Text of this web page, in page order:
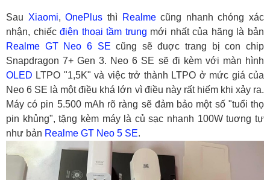
Sau Xiaomi,OnePlus thì Realmecũng nhanh chóng xác
nhận, chiếcđiện thoại tầm trung mới nhất của hãng là bản
Realme GT Neo 6 SE cũng sẽ đuợc trang bị con chip
Snapdragon 7+ Gen 3. Neo 6 SE sẽ đi kèm với màn hình
OLED LTPO "1,5K" và việc trở thành LTPO ở mức giá của
Neo 6 SE là một điều khá lớn vì điều này rất hiếm khi xảy ra.
Máy có pin 5.500 mAh rõ ràng sẽ đảm bảo một số "tuổi thọ
pin khủng", tặng kèm máy là củ sạc nhanh 100W tuơng tự
như bản Realme GT Neo 5 SE.